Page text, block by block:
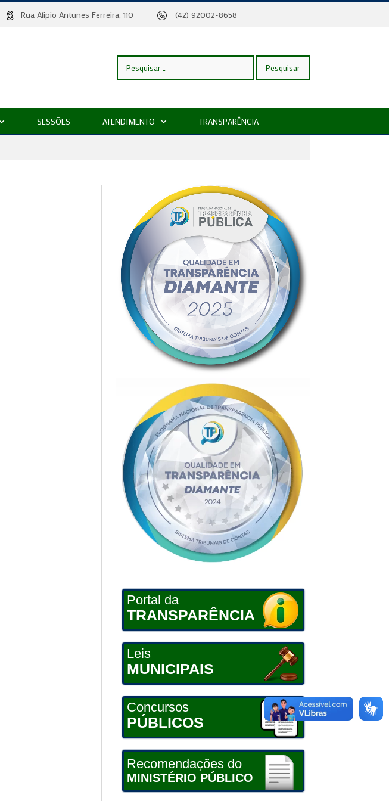
Rua Alipio Antunes Ferreira, 110 (42) 92002-8658
Pesquisar
SESSÕES ATENDIMENTO TRANSPARÊNCIA
Portal da
TRANSPARÊNCIA
Leis
MUNICIPAIS
Concursos
PÚBLICOS
Recomendações do
MINISTÉRIO PÚBLICO